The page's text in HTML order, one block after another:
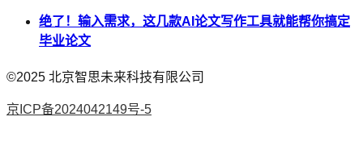
绝了！输入需求，这几款AI论文写作工具就能帮你搞定
毕业论文
©2025 北京智思未来科技有限公司
京ICP备2024042149号-5